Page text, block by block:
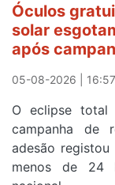
Óculos
solar
após
05-08-2026 | 16:57
O eclipse
campanha de
adesão
menos de 24